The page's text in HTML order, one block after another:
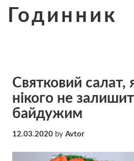
Годинник
Святковий салат,
нікого не
байдужим
12.03.2020by Avtor